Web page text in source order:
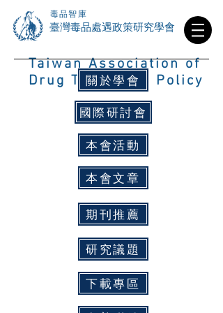
毒品智庫
​臺灣毒品處遇政策研究學會
Taiwan Association of
Drug Treatment Policy
關於學會
國際研討會
本會活動
本會文章
期刊推薦
研究議題
下載專區